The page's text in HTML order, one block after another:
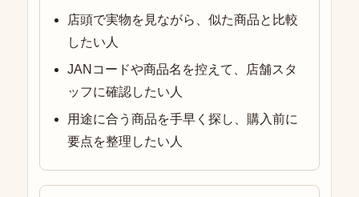
店頭で実物を見ながら、似た商品と比較
したい人
JANコードや商品名を控えて、店舗スタ
ッフに確認したい人
用途に合う商品を手早く探し、購入前に
要点を整理したい人